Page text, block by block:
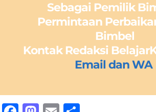
Sebagai Pemilik
Permintaan
Bimbel
Kontak Redaksi
Email dan WA